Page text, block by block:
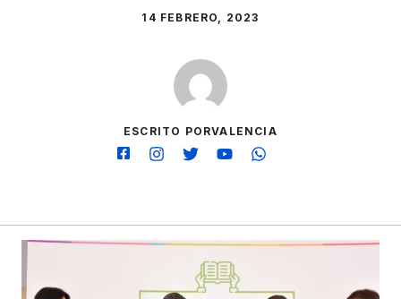
14 FEBRERO, 2023
ESCRITO PORVALENCIA